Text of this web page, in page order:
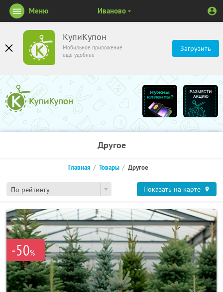
КупиКупон
Мобильное приложение
ещё удобнее
Загрузить
Меню Иваново
Другое
По рейтингу
Главная Товары Другое
Показать на карте
-50%